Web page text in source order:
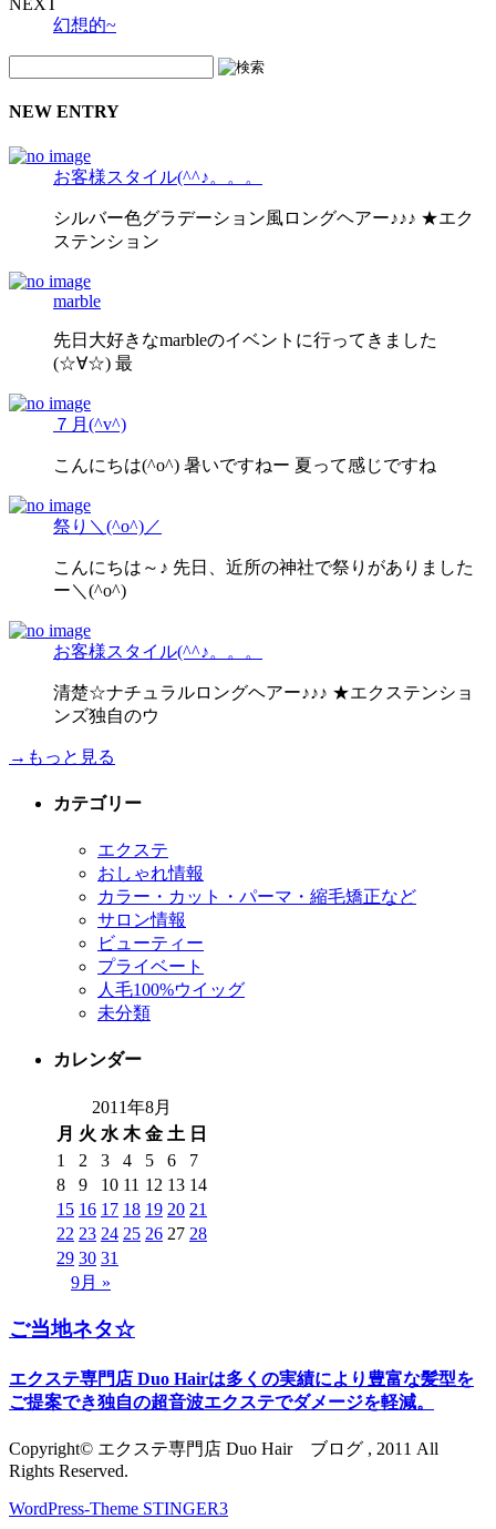
NEXT
幻想的~
NEW ENTRY
お客様スタイル(^^♪。。。
シルバー色グラデーション風ロングヘアー♪♪♪ ★エク
ステンション
marble
先日大好きなmarbleのイベントに行ってきました
(☆∀☆) 最
７月(^v^)
こんにちは(^o^) 暑いですねー 夏って感じですね
祭り＼(^o^)／
こんにちは～♪ 先日、近所の神社で祭りがありました
ー＼(^o^)
お客様スタイル(^^♪。。。
清楚☆ナチュラルロングヘアー♪♪♪ ★エクステンショ
ンズ独自のウ
→もっと見る
カテゴリー
エクステ
おしゃれ情報
カラー・カット・パーマ・縮毛矯正など
サロン情報
ビューティー
プライベート
人毛100%ウイッグ
未分類
カレンダー
2011年8月
月 火 水 木 金 土 日
1
2 3 4 5 6
7
8
9 10 11 12 13 14
15 16 17 18 19 20 21
22 23 24 25 26 27 28
29 30 31
9月 »
ご当地ネタ☆
エクステ専門店 Duo Hairは多くの実績により豊富な髪型を
ご提案でき独自の超音波エクステでダメージを軽減。
Copyright© エクステ専門店 Duo Hair ブログ , 2011 All
Rights Reserved.
WordPress-Theme STINGER3